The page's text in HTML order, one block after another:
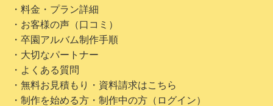
・料金・プラン詳細
・お客様の声（口コミ）
・卒園アルバム制作手順
・大切なパートナー
・よくある質問
・無料お見積もり・資料請求はこちら
・制作を始める方・制作中の方（ログイン）